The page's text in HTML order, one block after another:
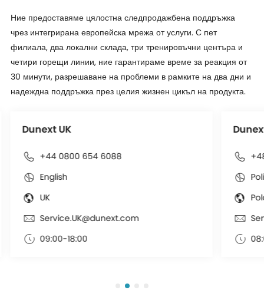
Ние предоставяме цялостна следпродажбена поддръжка
чрез интегрирана европейска мрежа от услуги. С пет
филиала, два локални склада, три тренировъчни центъра и
четири горещи линии, ние гарантираме време за реакция от
30 минути, разрешаване на проблеми в рамките на два дни и
надеждна поддръжка през целия жизнен цикъл на продукта.
Dunext UK
+44 0800 654 6088
English
UK
Service.UK@dunext.com
09:00-18:00